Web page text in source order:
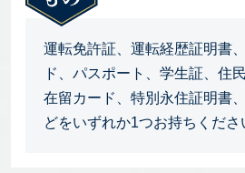
運転免許証、運転経歴証明書
ド、パスポート、学生証、住
在留カード、特別永住証明書
どをいずれか1つお持ちくださ